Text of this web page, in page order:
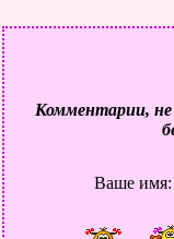
Классная игра,
было кидать, а так
Очень понравилась
Комментарии, не
Ваше имя: